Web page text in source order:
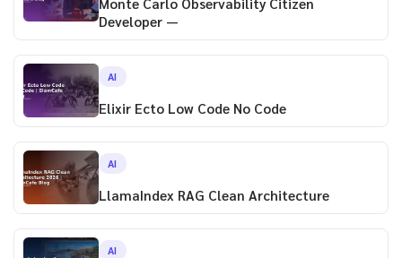
Developer —
AI
Elixir Ecto Low Code No Code
AI
LlamaIndex RAG Clean Architecture
AI